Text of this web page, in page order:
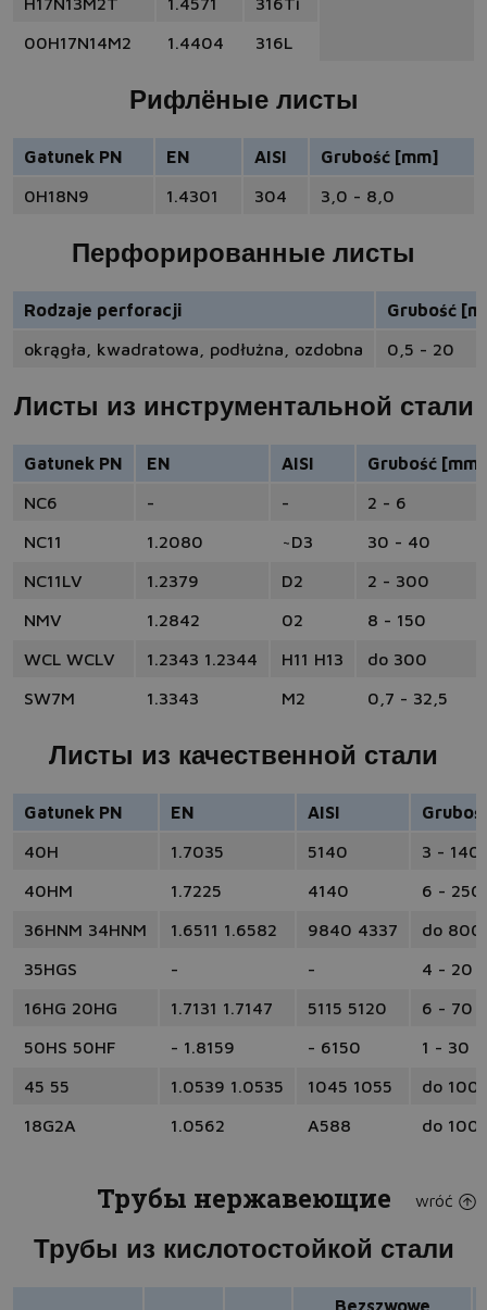
00H17N14M2
1.4404 316L
Рифлёные листы
Gatunek PN EN AISI
Grubość [mm]
0H18N9
1.4301 304 3,0 - 8,0
Перфорированные листы
Rodzaje perforacji
Grubość
okrągła, kwadratowa, podłużna, ozdobna
0,5 - 20
Листы из инструментальной стали
Gatunek PN EN AISI
Grubość [mm]
NC6
- -
2 - 6
NC11
1.2080 ~D3
30 - 40
NC11LV
1.2379 D2
2 - 300
NMV
1.2842 02
8 - 150
WCL WCLV
1.2343 1.2344 H11 H13
do 300
SW7M
1.3343 M2 0,7 - 32,5
Листы из качественной стали
Gatunek PN EN AISI
40H
1.7035 5140
3 - 140
40HM
1.7225 4140
6 - 250
36HNM 34HNM
1.6511 1.6582 9840 4337
do 800
35HGS
- -
4 - 20
16HG 20HG
1.7131 1.7147 5115 5120
6 - 70
50HS 50HF
- 1.8159 - 6150
1 - 30
45 55
1.0539 1.0535 1045 1055
do
18G2A
1.0562 A588 do
Трубы нержавеющие wróć
Трубы из кислотостойкой стали
Bezszwowe